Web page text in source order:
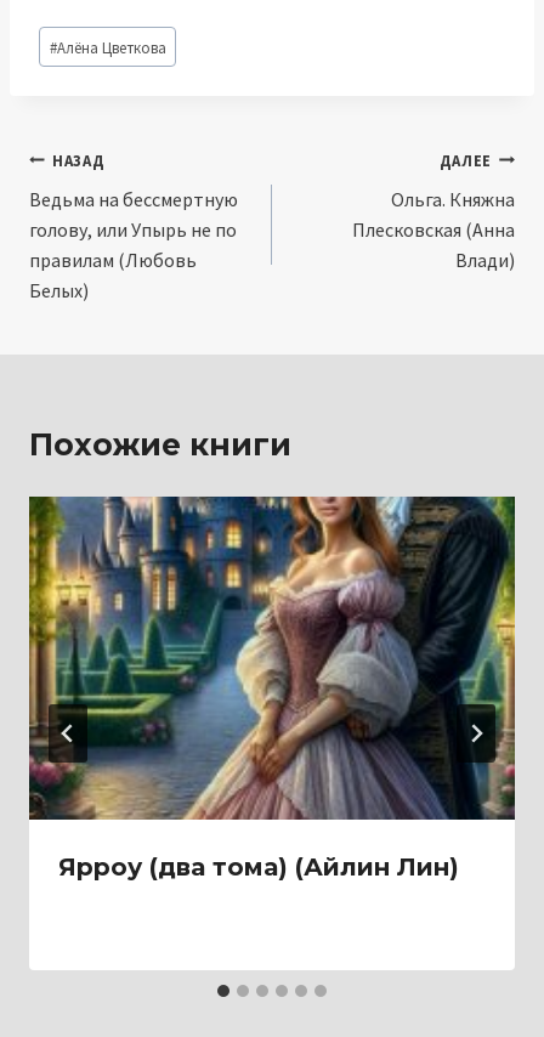
Метки
записи:
#Алёна Цветкова
Навигация
по
записям
НАЗАД
Ведьма на бессмертную
голову, или Упырь не по
правилам (Любовь
Белых)
ДАЛЕЕ
Ольга. Княжна
Плесковская (Анна
Влади)
Похожие книги
Ярроу (два тома) (Айлин Лин)